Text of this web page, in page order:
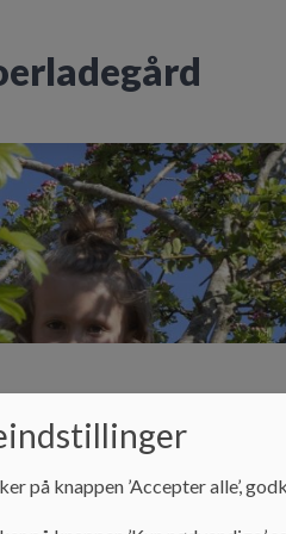
på knappen ’Accepter alle’,